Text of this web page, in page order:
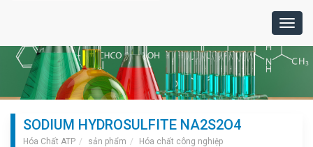
SODIUM HYDROSULFITE NA2S2O4
Hóa Chất ATP sản phẩm
Hóa chất công nghiệp